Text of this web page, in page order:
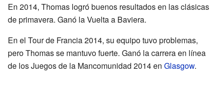
En 2014, Thomas logró buenos resultados en las clásicas
de primavera. Ganó la Vuelta a Baviera.
En el Tour de Francia 2014, su equipo tuvo problemas,
pero Thomas se mantuvo fuerte. Ganó la carrera en línea
de los Juegos de la Mancomunidad 2014 en Glasgow.